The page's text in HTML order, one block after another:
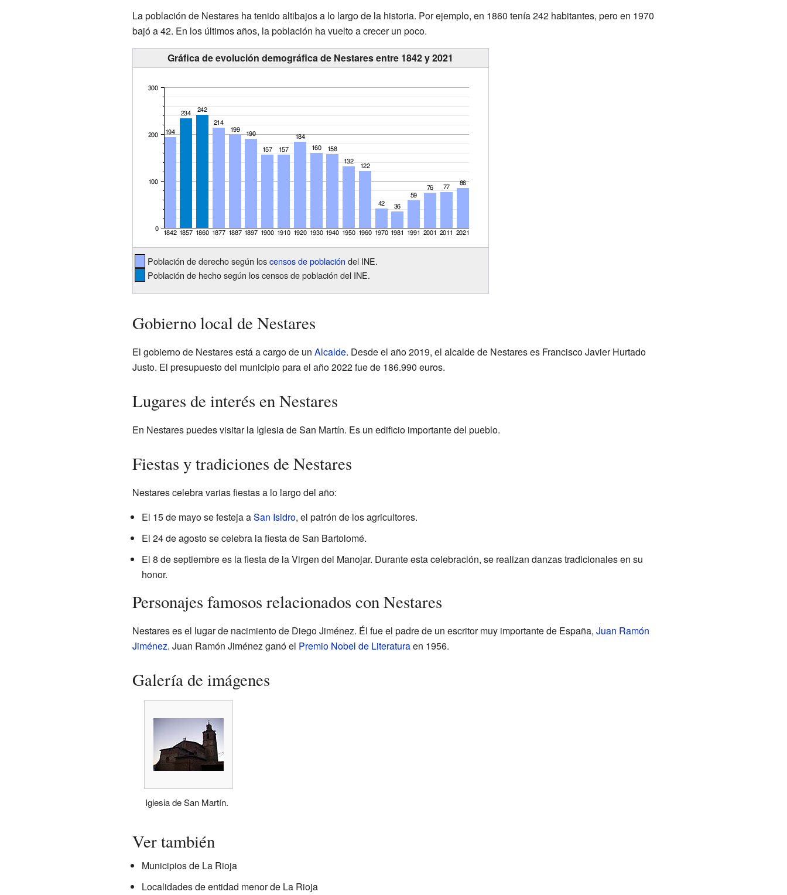
La población de Nestares ha tenido altibajos a lo largo de la historia. Por ejemplo, en 1860 tenía 242 habitantes, pero en 1970
bajó a 42. En los últimos años, la población ha vuelto a crecer un poco.
Gráfica de evolución demográfica de Nestares entre 1842 y 2021
Población de derecho según loscensos de población del INE.
Población de hecho según los censos de población del INE.
Gobierno local de Nestares
El gobierno de Nestares está a cargo de un Alcalde. Desde el año 2019, el alcalde de Nestares es Francisco Javier Hurtado
Justo. El presupuesto del municipio para el año 2022 fue de 186.990 euros.
Lugares de interés en Nestares
En Nestares puedes visitar la Iglesia de San Martín. Es un edificio importante del pueblo.
Fiestas y tradiciones de Nestares
Nestares celebra varias fiestas a lo largo del año:
El 15 de mayo se festeja aSan Isidro, el patrón de los agricultores.
El 24 de agosto se celebra la fiesta de San Bartolomé.
El 8 de septiembre es la fiesta de la Virgen del Manojar. Durante esta celebración, se realizan danzas tradicionales en su
honor.
Personajes famosos relacionados con Nestares
Nestares es el lugar de nacimiento de Diego Jiménez. Él fue el padre de un escritor muy importante de España, Juan Ramón
Jiménez. Juan Ramón Jiménez ganó el Premio Nobel de Literaturaen 1956.
Galería de imágenes
Iglesia de San Martín.
Ver también
Municipios de La Rioja
Localidades de entidad menor de La Rioja